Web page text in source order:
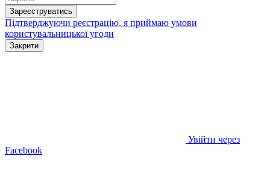
Зареєструватись
Підтверджуючи реєстрацію, я приймаю умови
користувальницької угоди
Закрити
Увійти через
Facebook